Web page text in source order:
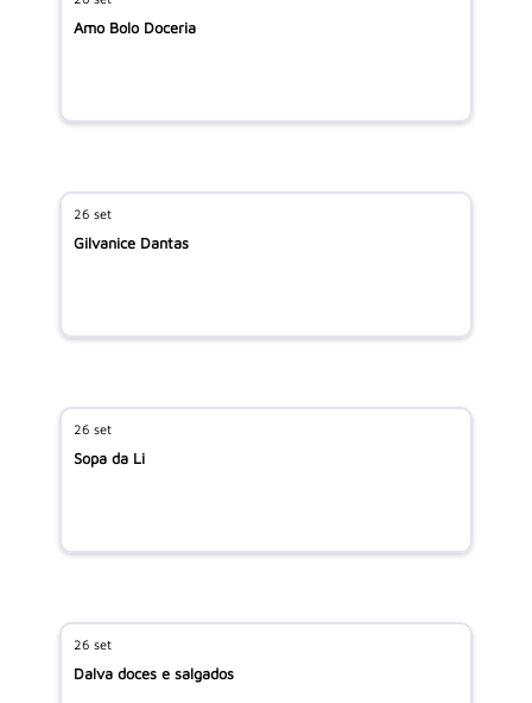
Amo Bolo Doceria
26 set
Gilvanice Dantas
26 set
Sopa da Li
26 set
Dalva doces e salgados